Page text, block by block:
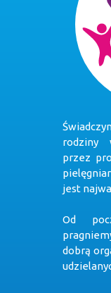
rodziny
przez
jest
Od
dobrą